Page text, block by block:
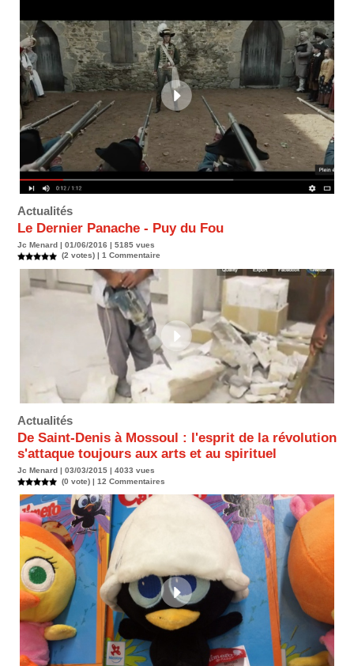
Actualités
Le Dernier Panache - Puy du Fou
Jc Menard | 01/06/2016 | 5185 vues
(2 votes) | 1 Commentaire
Actualités
De Saint-Denis à Mossoul : l'esprit de la révolution
s'attaque toujours aux arts et au spirituel
Jc Menard | 03/03/2015 | 4033 vues
(0 vote) | 12 Commentaires